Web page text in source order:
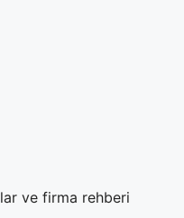
ve firma rehberi